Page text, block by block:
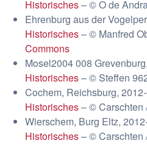
Historisches– © O de
Ehrenburg aus der
Historisches– © Manfred
Commons
Mosel2004 008 Grevenburg,
Historisches– © Steffen
Cochem, Reichsburg,
Historisches– © Carschten
Wierschem, Burg Eltz,
Historisches– © Carschten